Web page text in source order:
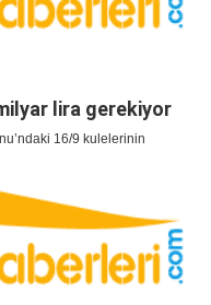
lira gerekiyor
16/9 kulelerinin